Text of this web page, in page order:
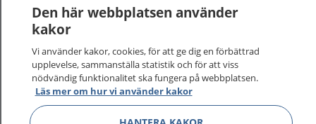
1177–tryggt om din hälsa och vård
Den här webbplatsen använder
kakor
Vi använder kakor, cookies, för att ge dig en förbättrad
upplevelse, sammanställa statistik och för att viss
nödvändig funktionalitet ska fungera på webbplatsen.
Läs mer om hur vi använder kakor